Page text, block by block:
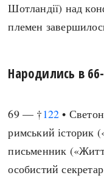
Шотландії) над
племен
Народились в
69 — †122 •
римський історик
письменник
особистий